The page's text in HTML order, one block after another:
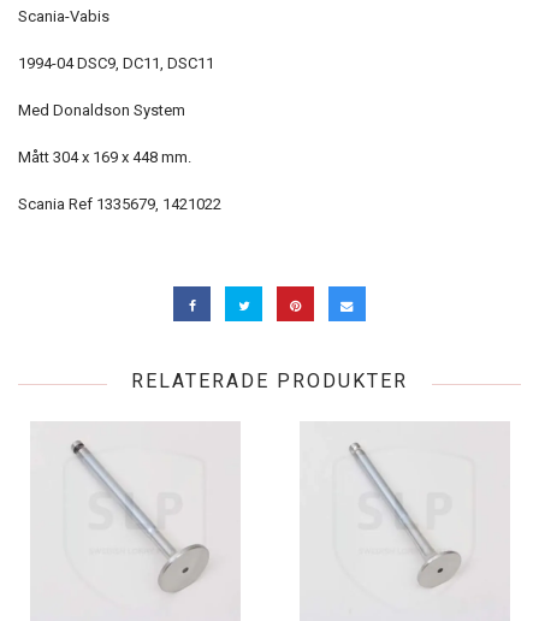
Scania-Vabis
1994-04 DSC9, DC11, DSC11
Med Donaldson System
Mått 304 x 169 x 448 mm.
Scania Ref 1335679, 1421022
RELATERADE PRODUKTER